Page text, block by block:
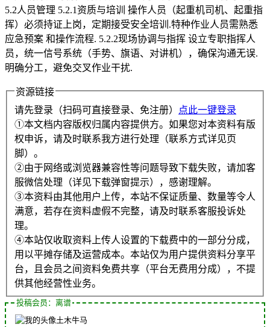
5.2人员管理 5.2.1资质与培训 操作人员（起重机司机、起重指
挥）必须持证上岗，定期接受安全培训.特种作业人员需熟悉
应急预案 和操作流程. 5.2.2现场协调与指挥 设立专职指挥人
员，统一信号系统（手势、旗语、对讲机），确保沟通无误.
明确分工，避免交叉作业干扰.
资源链接
请先登录（扫码可直接登录、免注册）
点此一键登录
①本文档内容版权归属内容提供方。如果您对本资料有版
权申诉，请及时联系我方进行处理（联系方式详见页
脚）。
②由于网络或浏览器兼容性等问题导致下载失败，请加客
服微信处理（详见下载弹窗提示），感谢理解。
③本资料由其他用户上传，本站不保证质量、数量等令人
满意，若存在资料虚假不完整，请及时联系客服投诉处
理。
④本站仅收取资料上传人设置的下载费中的一部分分成，
用以平摊存储及运营成本。本站仅为用户提供资料分享平
台，且会员之间资料免费共享（平台无费用分成），不提
供其他经营性业务。
投稿会员：离谱
土木牛马